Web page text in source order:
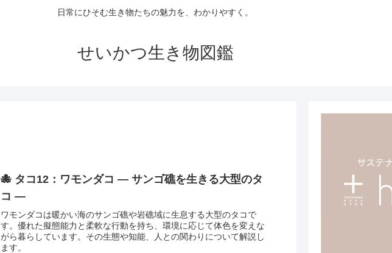
日常にひそむ生き物たちの魅力を、わかりやすく。
せいかつ生き物図鑑
🐙 タコ12：ワモンダコ ― サンゴ礁を生きる大型のタ
コ ―
ワモンダコは暖かい海のサンゴ礁や岩礁域に生息する大型のタコで
す。優れた擬態能力と柔軟な行動を持ち、環境に応じて体色を変えな
がら暮らしています。その生態や知能、人との関わりについて解説し
ます。